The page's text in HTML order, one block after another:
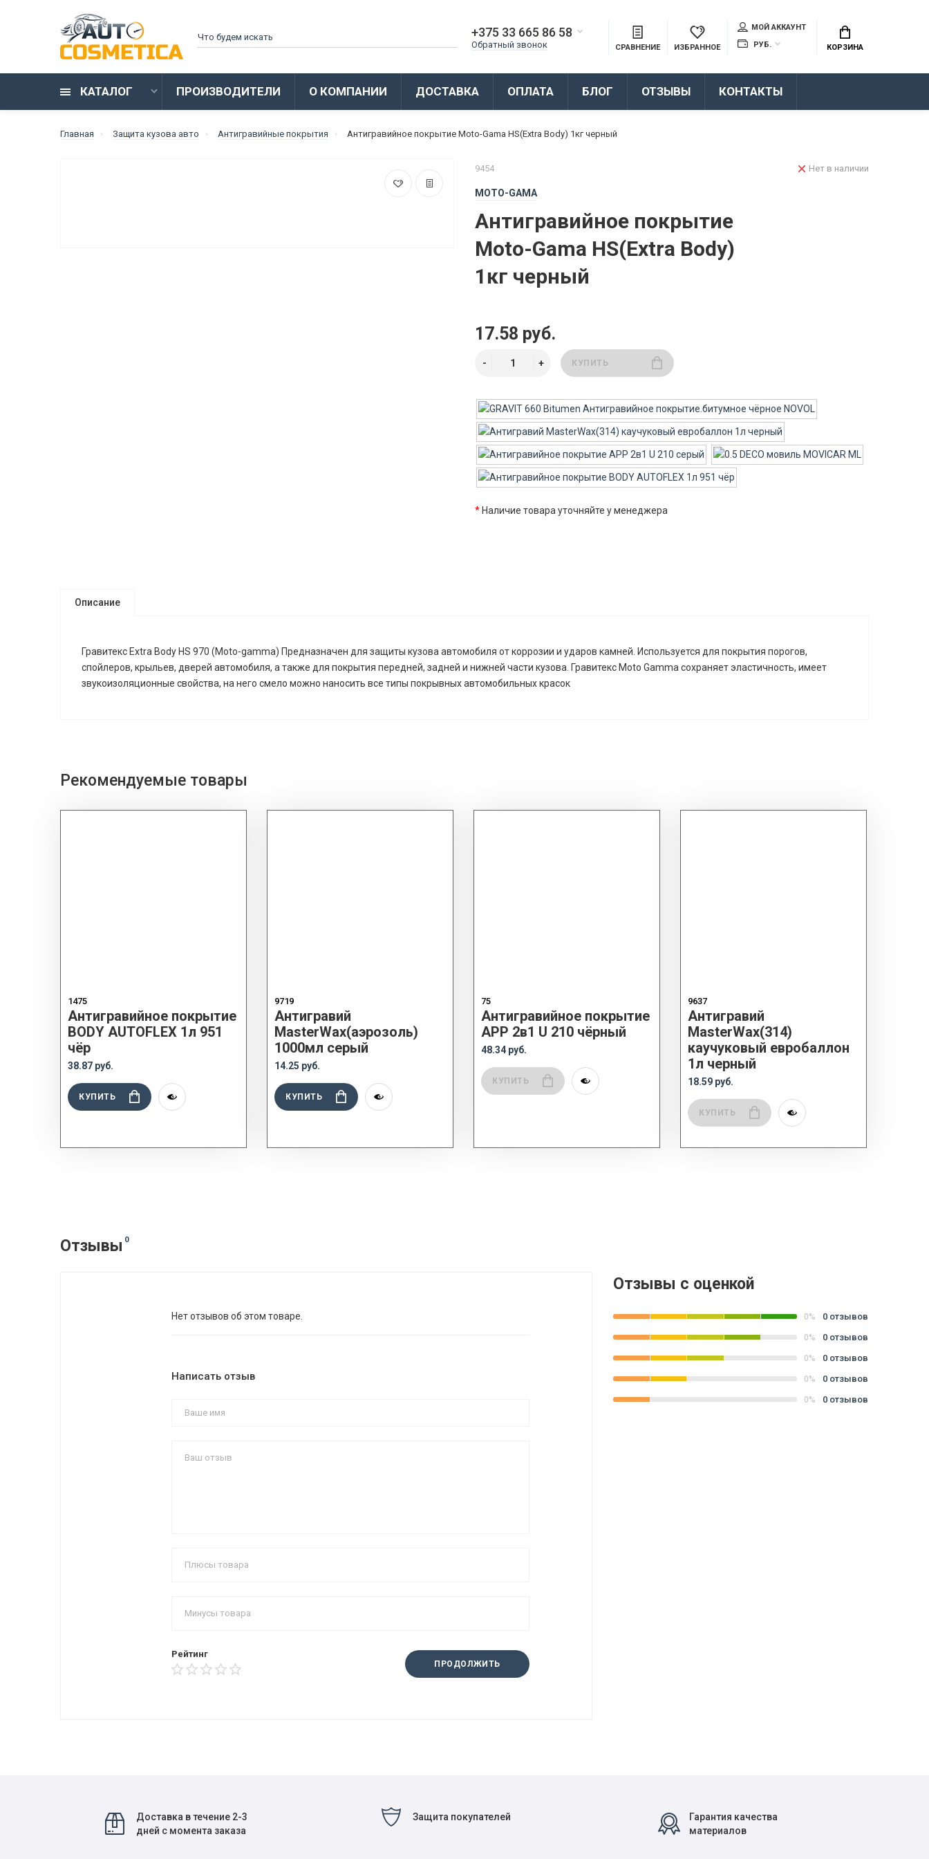
+375 33 665 86 58
Обратный звонок СРАВНЕНИЕ ИЗБРАННОЕ
МОЙ АККАУНТ
РУБ.
КОРЗИНА
КАТАЛОГ ПРОИЗВОДИТЕЛИ О КОМПАНИИ ДОСТАВКА ОПЛАТА БЛОГ ОТЗЫВЫ КОНТАКТЫ
Главная Защита кузова авто Антигравийные покрытия Антигравийное покрытие Moto-Gama HS(Extra Body) 1кг черный
9454
MOTO-GAMA
Антигравийное покрытие
Moto-Gama HS(Extra Body)
1кг черный
Нет в наличии
17.58 руб.
КУПИТЬ
* Наличие товара уточняйте у менеджера
Описание
Гравитекс Extra Body HS 970 (Moto-gamma) Предназначен для защиты кузова автомобиля от коррозии и ударов камней. Используется для покрытия порогов,
спойлеров, крыльев, дверей автомобиля, а также для покрытия передней, задней и нижней части кузова. Гравитекс Moto Gamma сохраняет эластичность, имеет
звукоизоляционные свойства, на него смело можно наносить все типы покрывных автомобильных красок
Рекомендуемые товары
1475
Антигравийное покрытие
BODY AUTOFLEX 1л 951
чёр
38.87 руб.
КУПИТЬ
9719
Антигравий
MasterWax(аэрозоль)
1000мл серый
14.25 руб.
КУПИТЬ
75
Антигравийное покрытие
APP 2в1 U 210 чёрный
48.34 руб.
КУПИТЬ
9637
Антигравий
MasterWax(314)
каучуковый евробаллон
1л черный
18.59 руб.
КУПИТЬ
Отзывы 0
Нет отзывов об этом товаре.
Написать отзыв
Рейтинг
ПРОДОЛЖИТЬ
Отзывы с оценкой
0% 0 отзывов
0% 0 отзывов
0% 0 отзывов
0% 0 отзывов
0% 0 отзывов
Доставка в течение 2-3
дней с момента заказа
Защита покупателей
Гарантия качества
материалов